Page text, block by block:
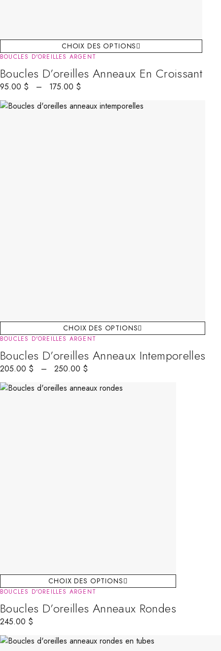
CHOIX DES OPTIONS
BOUCLES D'OREILLES ARGENT
Boucles D’oreilles Anneaux En Croissant
95.00 $ – 175.00 $
CHOIX DES OPTIONS
BOUCLES D'OREILLES ARGENT
Boucles D’oreilles Anneaux Intemporelles
205.00 $ – 250.00 $
CHOIX DES OPTIONS
BOUCLES D'OREILLES ARGENT
Boucles D’oreilles Anneaux Rondes
245.00 $